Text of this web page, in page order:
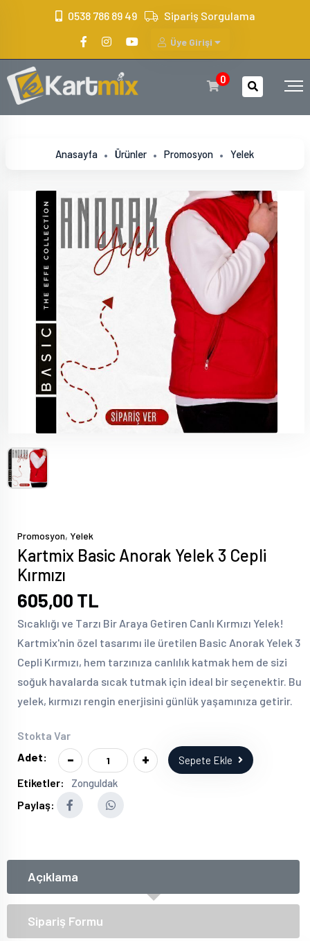
0538 786 89 49 Sipariş Sorgulama
Üye Girişi
0
Anasayfa Ürünler Promosyon Yelek
Promosyon, Yelek
Kartmix Basic Anorak Yelek 3 Cepli
Kırmızı
605,00 TL
Sıcaklığı ve Tarzı Bir Araya Getiren Canlı Kırmızı Yelek!
Kartmix'nin özel tasarımı ile üretilen Basic Anorak Yelek 3
Cepli Kırmızı, hem tarzınıza canlılık katmak hem de sizi
soğuk havalarda sıcak tutmak için ideal bir seçenektir. Bu
yelek, kırmızı rengin enerjisini günlük yaşamınıza getirir.
Stokta Var
Adet:
- + Sepete Ekle
Etiketler: Zonguldak
Paylaş:
Açıklama
Sipariş Formu